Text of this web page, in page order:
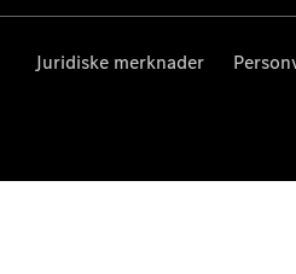
Juridiske merknader